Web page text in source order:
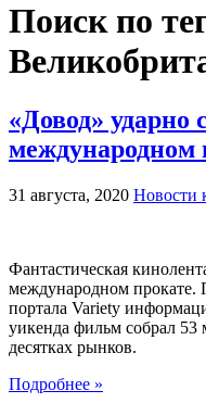
Поиск по
«Довод» ударно
международном
31 августа, 2020 Новости
Фантастическая
международном
портала Variety
уикенда фильм собрал 53
десятках рынков.
Подробнее »